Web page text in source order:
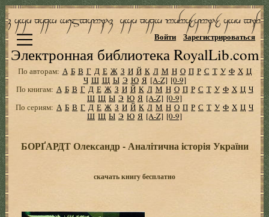
Электронная библиотека RoyalLib.com
Войти Зарегистрироваться
По авторам: А Б В Г Д Е Ж З И Й К Л М Н О П Р С Т У Ф Х Ц
Ч Ш Щ Ы Э Ю Я [A-Z] [0-9]
По книгам: А Б В Г Д Е Ж З И Й К Л М Н О П Р С Т У Ф Х Ц Ч
Ш Щ Ы Э Ю Я [A-Z] [0-9]
По сериям: А Б В Г Д Е Ж З И Й К Л М Н О П Р С Т У Ф Х Ц Ч
Ш Щ Ы Э Ю Я [A-Z] [0-9]
БОРҐАРДТ Олександр - Аналітична історія України
скачать книгу бесплатно